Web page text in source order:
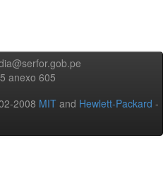
anexo 605
2008 MIT and Hewlett-Packard -